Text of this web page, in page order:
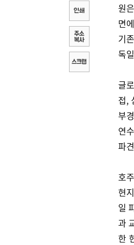
원
면
기
독
글
접,
부
연
파
호
현
일
과
한